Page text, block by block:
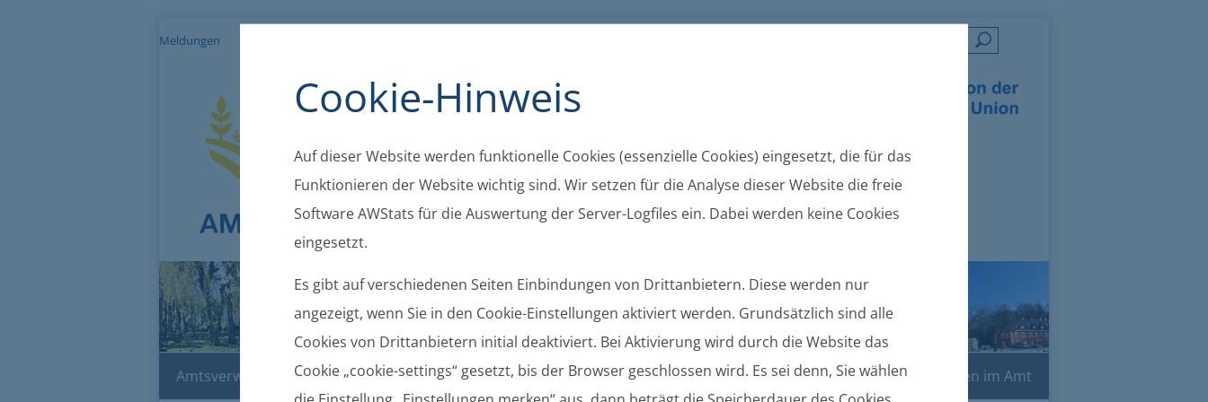
Cookie-Hinweis
Auf dieser Website werden funktionelle Cookies (essenzielle Cookies) eingesetzt, die für das
Funktionieren der Website wichtig sind. Wir setzen für die Analyse dieser Website die freie
Software AWStats für die Auswertung der Server-Logfiles ein. Dabei werden keine Cookies
eingesetzt.
Es gibt auf verschiedenen Seiten Einbindungen von Drittanbietern. Diese werden nur
angezeigt, wenn Sie in den Cookie-Einstellungen aktiviert werden. Grundsätzlich sind alle
Cookies von Drittanbietern initial deaktiviert. Bei Aktivierung wird durch die Website das
Cookie „cookie-settings“ gesetzt, bis der Browser geschlossen wird. Es sei denn, Sie wählen
Meldungen
Amtsverwaltung Bekanntmachungen Gemeinden Ortsrecht Gremien Online-Dienste Leben im Amt